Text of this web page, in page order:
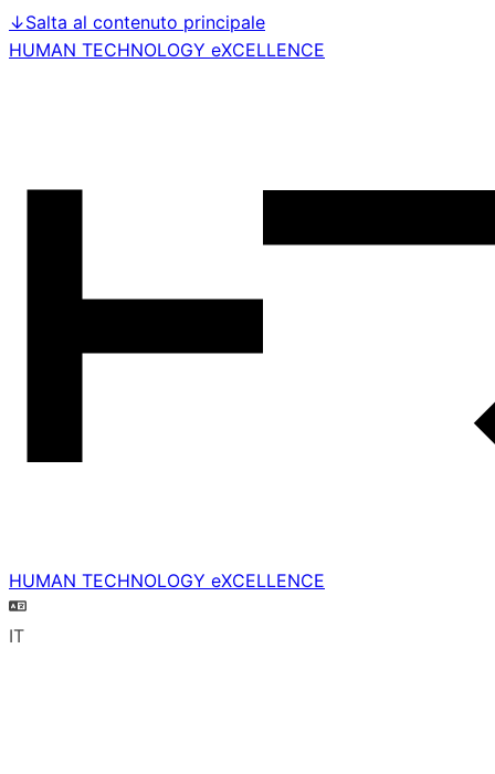
↓Salta al contenuto principale
HUMAN TECHNOLOGY eXCELLENCE
HUMAN TECHNOLOGY eXCELLENCE
IT